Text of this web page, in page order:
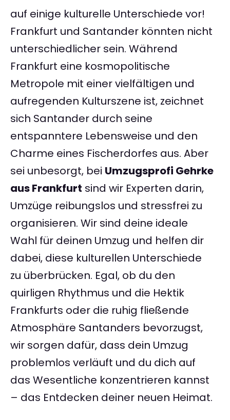
auf einige kulturelle Unterschiede vor!
Frankfurt und Santander könnten nicht
unterschiedlicher sein. Während
Frankfurt eine kosmopolitische
Metropole mit einer vielfältigen und
aufregenden Kulturszene ist, zeichnet
sich Santander durch seine
entspanntere Lebensweise und den
Charme eines Fischerdorfes aus. Aber
sei unbesorgt, bei Umzugsprofi Gehrke
aus Frankfurt sind wir Experten darin,
Umzüge reibungslos und stressfrei zu
organisieren. Wir sind deine ideale
Wahl für deinen Umzug und helfen dir
dabei, diese kulturellen Unterschiede
zu überbrücken. Egal, ob du den
quirligen Rhythmus und die Hektik
Frankfurts oder die ruhig fließende
Atmosphäre Santanders bevorzugst,
wir sorgen dafür, dass dein Umzug
problemlos verläuft und du dich auf
das Wesentliche konzentrieren kannst
– das Entdecken deiner neuen Heimat.